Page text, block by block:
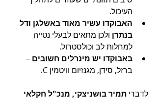
העיכול.
האבוקדו עשיר מאוד באשלגן ודל
בנתרן ולכן מתאים לבעלי נטייה
למחלות לב וכולסטרול.
באבוקדו יש מינרלים חשובים –
ברזל, סידן, מגנזיום וויטמין C.
לדברי תמיר בושניצקי, מנכ"ל חקלאי